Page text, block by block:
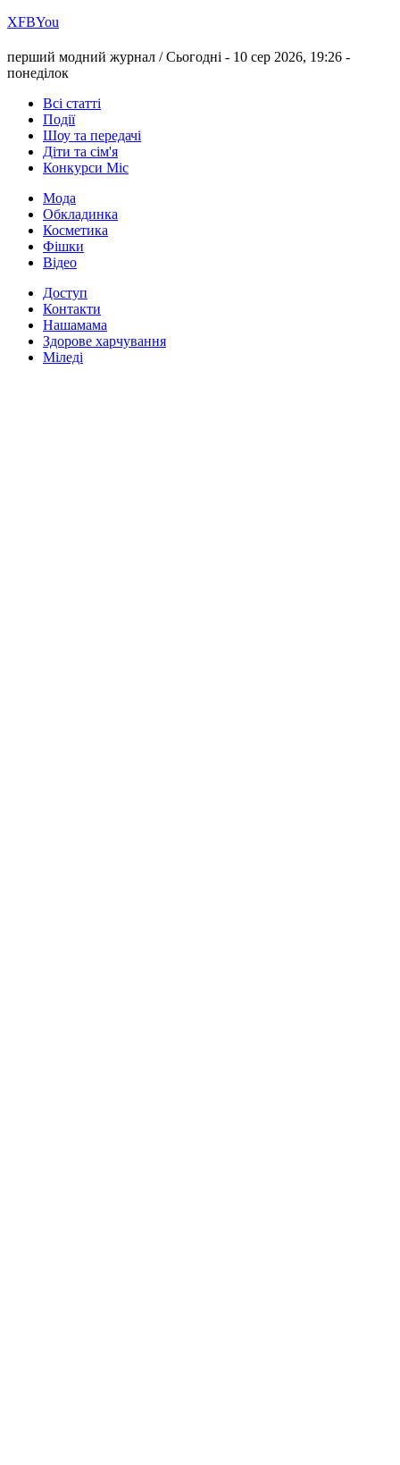
ХFBYou
перший модний журнал /Сьогодні - 10 сер 2026, 19:26 -
понеділок
Всі статті
Події
Шоу та передачі
Діти та сім'я
Конкурси Міс
Мода
Обкладинка
Косметика
Фішки
Відео
Доступ
Контакти
Нашамама
Здорове харчування
Міледі